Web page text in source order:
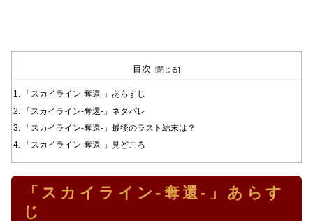
目次
「スカイライン-奪還-」あらすじ
「スカイライン-奪還-」ネタバレ
「スカイライン-奪還-」最後のラスト結末は？
「スカイライン-奪還-」見どころ
「スカイライン-奪還-」あらす
じ